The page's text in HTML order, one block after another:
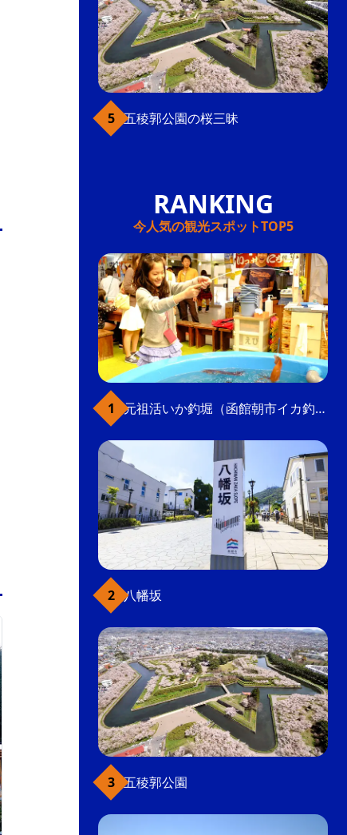
みなみ北海道（函館近郊を除く）
五稜郭公園の桜三昧
今人気の観光スポットTOP5
元祖活いか釣堀（函館朝市イカ釣り体験）
八幡坂
五稜郭公園